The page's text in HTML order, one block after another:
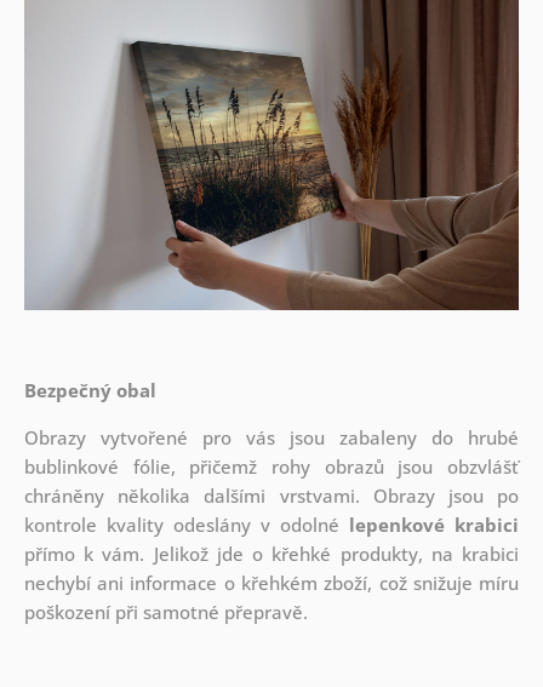
Bezpečný obal
Obrazy vytvořené pro vás jsou zabaleny do hrubé
bublinkové fólie, přičemž rohy obrazů jsou obzvlášť
chráněny několika dalšími vrstvami. Obrazy jsou po
kontrole kvality odeslány v odolné lepenkové krabici
přímo k vám. Jelikož jde o křehké produkty, na krabici
nechybí ani informace o křehkém zboží, což snižuje míru
poškození při samotné přepravě.